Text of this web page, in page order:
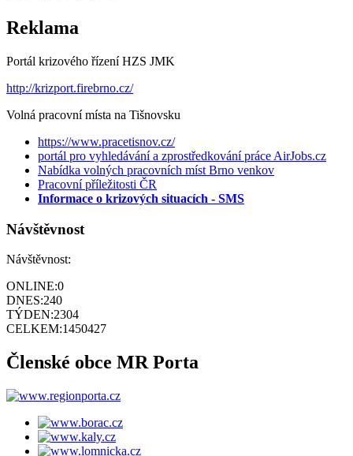
Reklama
Portál krizového řízení HZS JMK
http://krizport.firebrno.cz/
Volná pracovní místa na Tišnovsku
https://www.pracetisnov.cz/
portál pro vyhledávání a zprostředkování práce AirJobs.cz
Nabídka volných pracovních míst Brno venkov
Pracovní příležitosti ČR
Informace o krizových situacích - SMS
Návštěvnost
Návštěvnost:
ONLINE:0
DNES:240
TÝDEN:2304
CELKEM:1450427
Členské obce MR Porta